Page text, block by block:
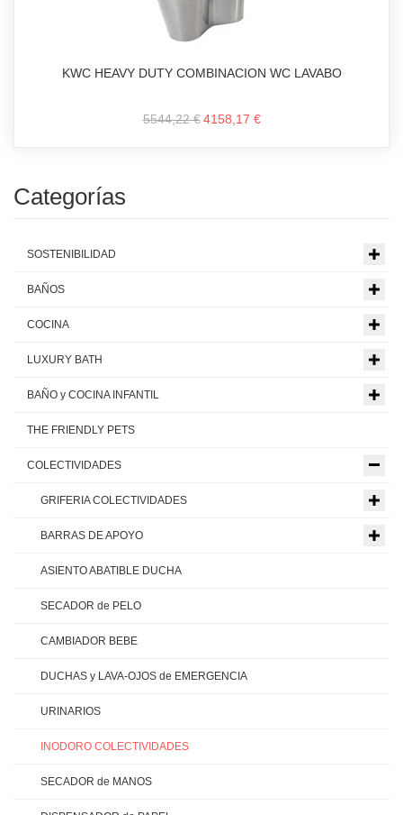
KWC HEAVY DUTY COMBINACION WC LAVABO
5544,22 € 4158,17 €
Categorías
SOSTENIBILIDAD
BAÑOS
COCINA
LUXURY BATH
BAÑO y COCINA INFANTIL
THE FRIENDLY PETS
COLECTIVIDADES
GRIFERIA COLECTIVIDADES
BARRAS DE APOYO
ASIENTO ABATIBLE DUCHA
SECADOR de PELO
CAMBIADOR BEBE
DUCHAS y LAVA-OJOS de EMERGENCIA
URINARIOS
INODORO COLECTIVIDADES
SECADOR de MANOS